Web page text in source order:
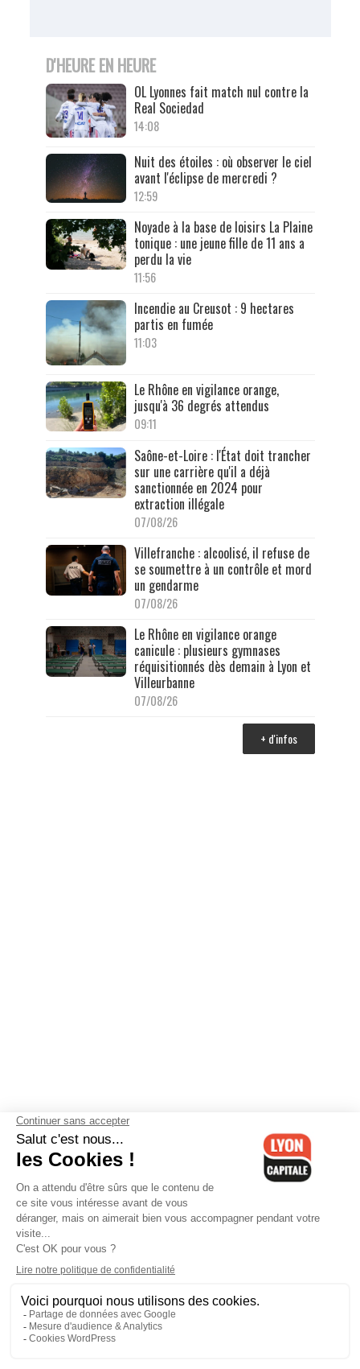
D'HEURE EN HEURE
OL Lyonnes fait match nul contre la
Real Sociedad
14:08
Nuit des étoiles : où observer le ciel
avant l'éclipse de mercredi ?
12:59
Noyade à la base de loisirs La Plaine
tonique : une jeune fille de 11 ans a
perdu la vie
11:56
Incendie au Creusot : 9 hectares
partis en fumée
11:03
Le Rhône en vigilance orange,
jusqu'à 36 degrés attendus
09:11
Saône-et-Loire : l'État doit trancher
sur une carrière qu'il a déjà
sanctionnée en 2024 pour
extraction illégale
07/08/26
Villefranche : alcoolisé, il refuse de
se soumettre à un contrôle et mord
un gendarme
07/08/26
Le Rhône en vigilance orange
canicule : plusieurs gymnases
réquisitionnés dès demain à Lyon et
Villeurbanne
07/08/26
+ d'infos
Contactez-nous-Mentions légales-CGV-Politique de
confidentialité-Gestion des cookies